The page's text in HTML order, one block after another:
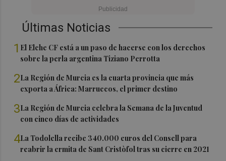
Últimas Noticias
1 El Elche CF está a un paso de hacerse con los derechos
sobre la perla argentina Tiziano Perrotta
2La Región de Murcia es la cuarta provincia que más
exporta a África: Marruecos, el primer destino
3La Región de Murcia celebra la Semana de la Juventud
con cinco días de actividades
4La Todolella recibe 340.000 euros del Consell para
reabrir la ermita de Sant Cristòfol tras su cierre en 2021